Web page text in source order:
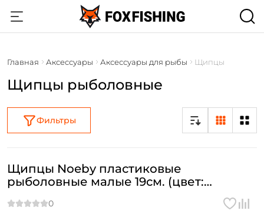
Главная Аксессуары Аксессуары для рыбы Щипцы
Щипцы рыболовные
Фильтры
Щипцы Noeby пластиковые
рыболовные малые 19см. (цвет: